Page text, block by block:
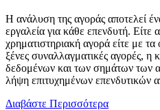
Η ανάλυση της αγοράς αποτελεί
εργαλεία για κάθε επενδυτή. Είτε
χρηματιστηριακή αγορά είτε με
ξένες συναλλαγματικές αγορές, η
δεδομένων και των σημάτων των
λήψη επιτυχημένων επενδυτικών
Διαβάστε Περισσότερα